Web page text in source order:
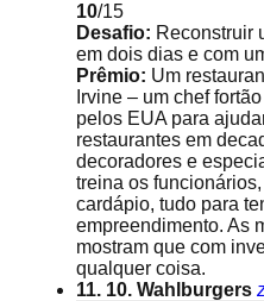
10/15
Desafio: Reconstruir
em dois dias e com
Prêmio: Um
Irvine – um chef
pelos EUA para
restaurantes em
decoradores e
treina os
cardápio, tudo para
empreendimento. As
mostram que com
qualquer coisa.
11. 10. Wahlburgers